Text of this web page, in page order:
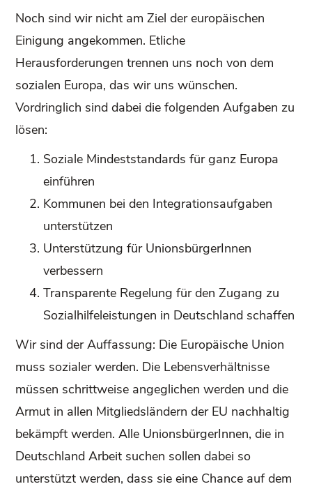
Noch sind wir nicht am Ziel der europäischen
Einigung angekommen. Etliche
Herausforderungen trennen uns noch von dem
sozialen Europa, das wir uns wünschen.
Vordringlich sind dabei die folgenden Aufgaben zu
lösen:
Soziale Mindeststandards für ganz Europa
einführen
Kommunen bei den Integrationsaufgaben
unterstützen
Unterstützung für UnionsbürgerInnen
verbessern
Transparente Regelung für den Zugang zu
Sozialhilfeleistungen in Deutschland schaffen
Wir sind der Auffassung: Die Europäische Union
muss sozialer werden. Die Lebensverhältnisse
müssen schrittweise angeglichen werden und die
Armut in allen Mitgliedsländern der EU nachhaltig
bekämpft werden. Alle UnionsbürgerInnen, die in
Deutschland Arbeit suchen sollen dabei so
unterstützt werden, dass sie eine Chance auf dem